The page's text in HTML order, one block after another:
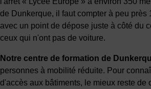
de Dunkerque, il faut compter à peu près
avec un point de dépose juste à côté du
ceux qui n'ont pas de voiture.
Notre centre de formation de
personnes à mobilité réduite. Pour
d'accès aux bâtiments, le mieux reste de